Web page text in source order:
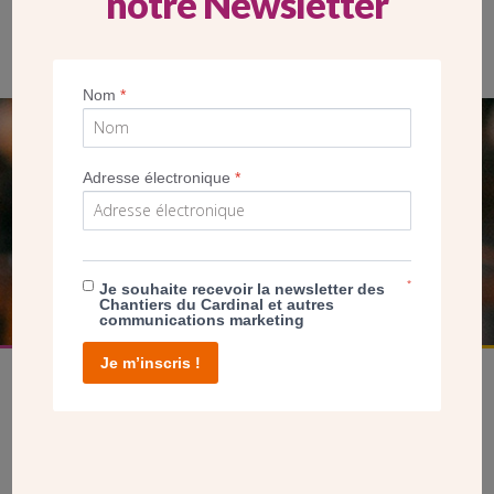
Les donateurs et amis des Chantiers du Cardinal profitent d’une
SEUL VOTRE DON
NOUS PERMET D’AGIR
FAIRE UN DON
Nom*
Adresse électronique*
Je souhaite recevoir la newsletter des
Chantiers du Cardinal et autres
communications marketing
*
Je m’inscris !